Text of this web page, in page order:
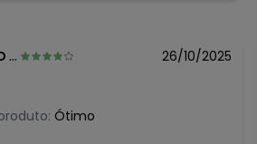
26/10/2025
Ótimo